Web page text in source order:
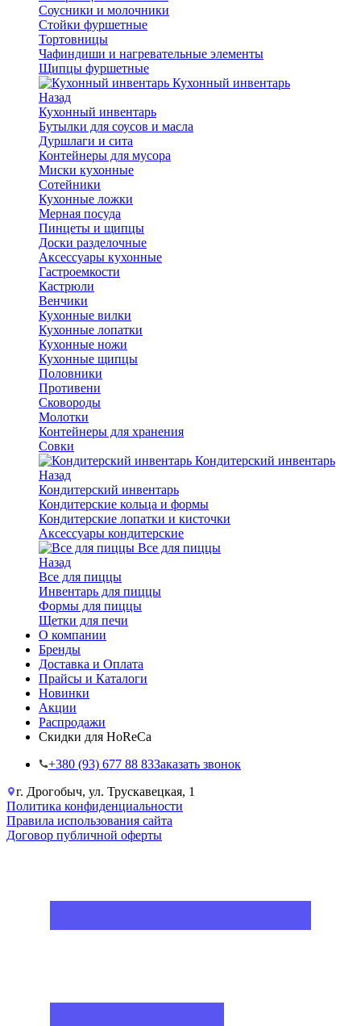
Соусники и молочники
Стойки фуршетные
Тортовницы
Чафиндиши и нагревательные элементы
Щипцы фуршетные
Кухонный инвентарь
Назад
Кухонный инвентарь
Бутылки для соусов и масла
Дуршлаги и сита
Контейнеры для мусора
Миски кухонные
Сотейники
Кухонные ложки
Мерная посуда
Пинцеты и щипцы
Доски разделочные
Аксессуары кухонные
Гастроемкости
Кастрюли
Венчики
Кухонные вилки
Кухонные лопатки
Кухонные ножи
Кухонные щипцы
Половники
Противени
Сковороды
Молотки
Контейнеры для хранения
Совки
Кондитерский инвентарь
Назад
Кондитерский инвентарь
Кондитерские кольца и формы
Кондитерские лопатки и кисточки
Аксессуары кондитерские
Все для пиццы
Назад
Все для пиццы
Инвентарь для пиццы
Формы для пиццы
Щетки для печи
О компании
Бренды
Доставка и Оплата
Прайсы и Каталоги
Новинки
Акции
Распродажи
Скидки для HoReCa
+38‎0 (93) 677 88 83Заказать звонок
г. Дрогобыч, ул. Трускавецкая, 1
Политика конфиденциальности
Правила использования сайта
Договор публичной оферты